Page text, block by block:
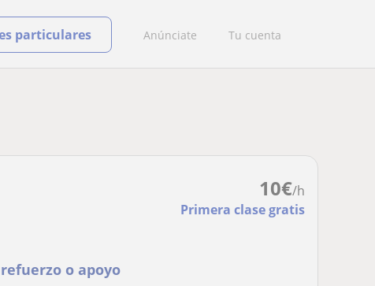
Anúnciate Tu cuenta
particulares
10€/h
Primera clase gratis
o apoyo